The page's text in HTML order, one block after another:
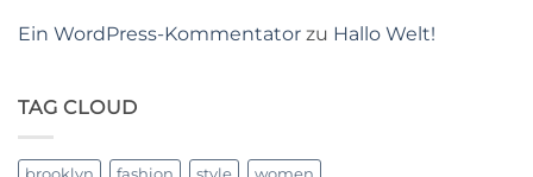
Ein WordPress-Kommentator zu Hallo Welt!
TAG CLOUD